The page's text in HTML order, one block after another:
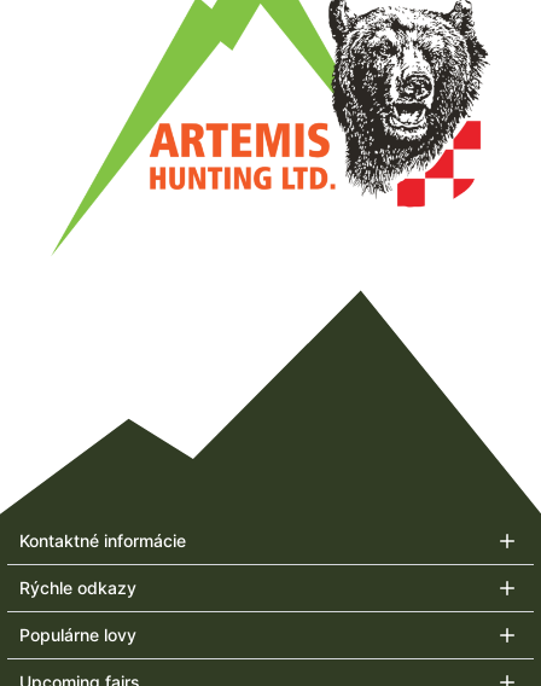
Kontaktné informácie
Rýchle odkazy
Populárne lovy
Upcoming fairs